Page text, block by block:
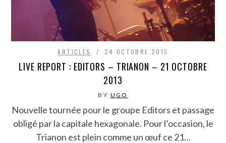
ARTICLES 24 OCTOBRE 2013
LIVE REPORT : EDITORS – TRIANON – 21 OCTOBRE
2013
BY UGO
Nouvelle tournée pour le groupe Editors et passage
obligé par la capitale hexagonale. Pour l’occasion, le
Trianon est plein comme un œuf ce 21…